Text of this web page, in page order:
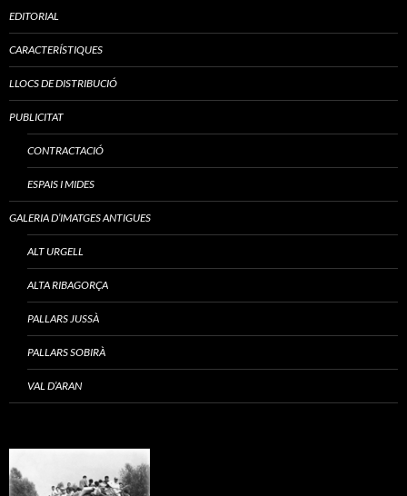
EDITORIAL
CARACTERÍSTIQUES
LLOCS DE DISTRIBUCIÓ
PUBLICITAT
CONTRACTACIÓ
ESPAIS I MIDES
GALERIA D’IMATGES ANTIGUES
ALT URGELL
ALTA RIBAGORÇA
PALLARS JUSSÀ
PALLARS SOBIRÀ
VAL D’ARAN